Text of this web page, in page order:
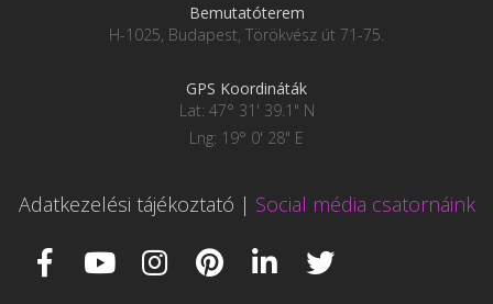
Bemutatóterem
H-1025, Budapest, Törökvész út 71-75.
GPS Koordináták
Lat: 47° 31' 39.1" N
Lng: 19° 0' 28" E
Adatkezelési tájékoztató | Social média csatornáink